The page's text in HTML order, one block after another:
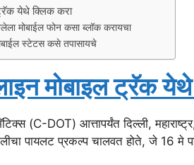
येथे क्लिक करा
मोबाईल फोन कसा ब्लॉक करायचा
स्टेटस कसे तपासायचे
मोबाइल ट्रॅक
(C-DOT) आत्तापर्यंत दिल्ली,
पायलट प्रकल्प चालवत होते, जे 16